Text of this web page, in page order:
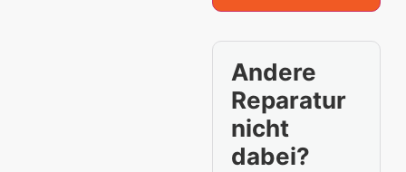
Andere
Reparatur
nicht
dabei?